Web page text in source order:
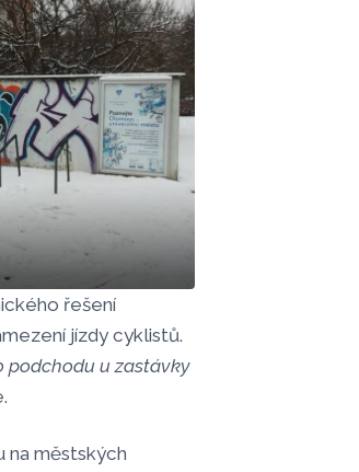
Report
řešení
jízdy cyklistů.
podchodu u zastávky
na městských